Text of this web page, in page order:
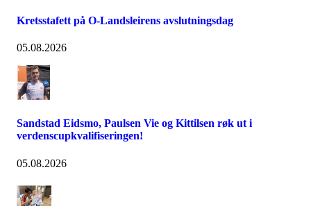
Kretsstafett på O-Landsleirens avslutningsdag
05.08.2026
Sandstad Eidsmo, Paulsen Vie og Kittilsen røk ut i
verdenscupkvalifiseringen!
05.08.2026